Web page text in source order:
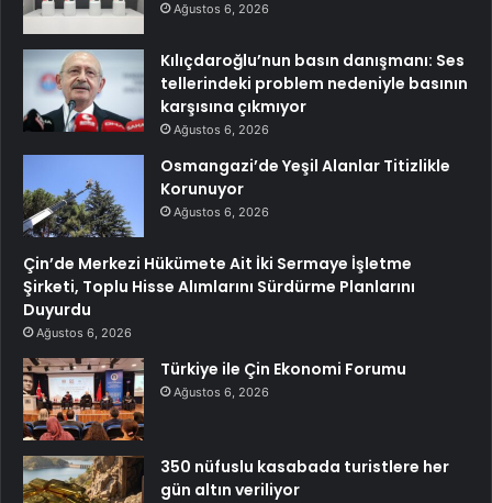
Ağustos 6, 2026
Kılıçdaroğlu’nun basın danışmanı: Ses
tellerindeki problem nedeniyle basının
karşısına çıkmıyor
Ağustos 6, 2026
Osmangazi’de Yeşil Alanlar Titizlikle
Korunuyor
Ağustos 6, 2026
Çin’de Merkezi Hükümete Ait İki Sermaye İşletme
Şirketi, Toplu Hisse Alımlarını Sürdürme Planlarını
Duyurdu
Ağustos 6, 2026
Türkiye ile Çin Ekonomi Forumu
Ağustos 6, 2026
350 nüfuslu kasabada turistlere her
gün altın veriliyor